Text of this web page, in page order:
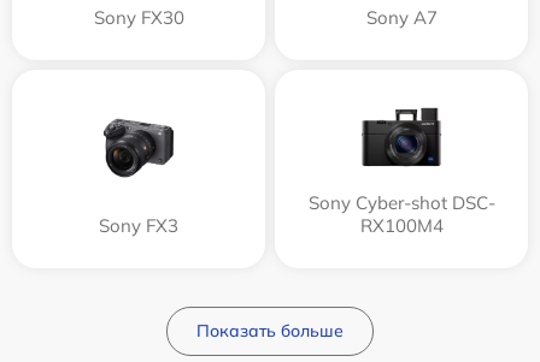
Sony FX30 Sony A7
Sony FX3
Sony Cyber-shot DSC-
RX100M4
Показать больше